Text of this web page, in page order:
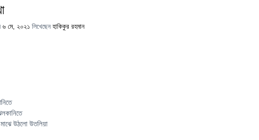
৬ মে, ২০২১ লিখেছেন হাকিকুর রহমান
উঠলো উতলিয়া